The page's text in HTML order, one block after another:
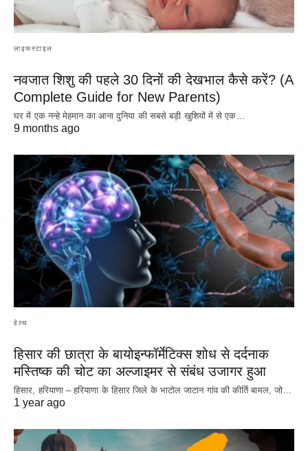
लाइफस्टाइल
नवजात शिशु की पहले 30 दिनों की देखभाल कैसे करें? (A
Complete Guide for New Parents)
घर में एक नन्हे मेहमान का आना दुनिया की सबसे बड़ी खुशियों में से एक…
9 months ago
हेल्थ
हिसार की छात्रा के बायोइन्फॉर्मेटिक्स शोध से दर्दनाक
मस्तिष्क की चोट का अल्जाइमर से संबंध उजागर हुआ
हिसार, हरियाणा – हरियाणा के हिसार जिले के भाटोल जाटान गांव की कीर्ति बामल, जो…
1 year ago